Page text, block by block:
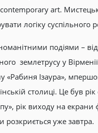
art.
логіку суспільного
подіями –
землетрусу у
Ізаура»,
столиці. Це був
рік виходу на
розкриється уже завтра.